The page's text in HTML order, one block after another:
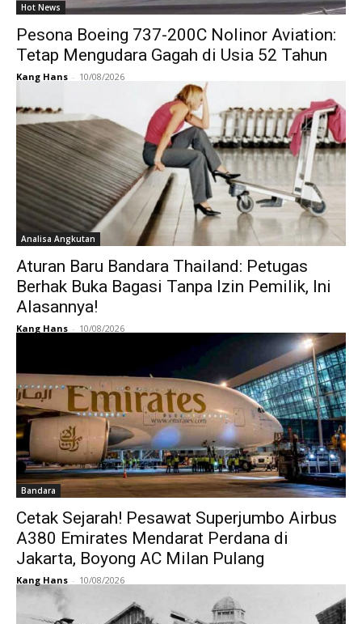
Hot News
Pesona Boeing 737-200C Nolinor Aviation:
Tetap Mengudara Gagah di Usia 52 Tahun
Kang Hans - 10/08/2026
Analisa Angkutan
Aturan Baru Bandara Thailand: Petugas
Berhak Buka Bagasi Tanpa Izin Pemilik, Ini
Alasannya!
Kang Hans - 10/08/2026
Bandara
Cetak Sejarah! Pesawat Superjumbo Airbus
A380 Emirates Mendarat Perdana di
Jakarta, Boyong AC Milan Pulang
Kang Hans - 10/08/2026